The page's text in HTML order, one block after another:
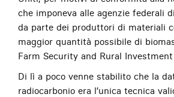
che imponeva alle agenzie federali
da parte dei produttori di materiali
maggior quantità possibile di
Farm Security and Rural
Di lì a poco venne stabilito che la
radiocarbonio era l’unica tecnica